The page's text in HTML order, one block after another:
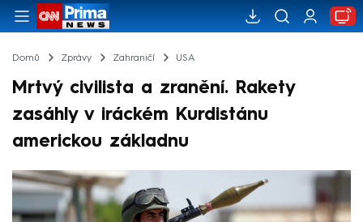
Domů Zprávy Zahraničí USA
Mrtvý civilista a zranění. Rakety
zasáhly v iráckém Kurdistánu
americkou základnu